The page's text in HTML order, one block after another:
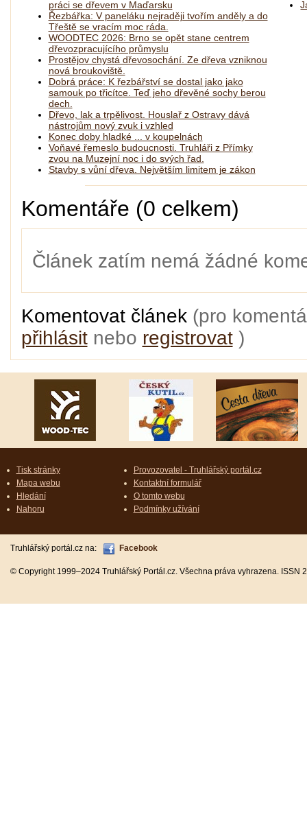
práci se dřevem v Maďarsku
Řezbářka: V paneláku nejraději tvořím anděly a do
Třeště se vracím moc ráda.
WOODTEC 2026: Brno se opět stane centrem
dřevozpracujícího průmyslu
Prostějov chystá dřevosochání. Ze dřeva vzniknou
nová broukoviště.
Dobrá práce: K řezbářství se dostal jako jako
samouk po třicítce. Teď jeho dřevěné sochy berou
dech.
Dřevo, lak a trpělivost. Houslař z Ostravy dává
nástrojům nový zvuk i vzhled
Konec doby hladké ... v koupelnách
Voňavé řemeslo budoucnosti. Truhláři z Přímky
zvou na Muzejní noc i do svých řad.
Stavby s vůní dřeva. Největším limitem je zákon
Komentáře (0 celkem)
Článek zatím nemá žádné
Komentovat článek (pro
přihlásitnebo registrovat)
Tisk stránky
Mapa webu
Hledání
Nahoru
Provozovatel - Truhlářský portál.cz
Kontaktní formulář
O tomto webu
Podmínky užívání
Truhlářský portál.cz na: Facebook
© Copyright 1999–2024 Truhlářský Portál.cz. Všechna práva vyhrazena.